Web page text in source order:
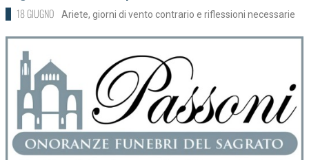
18 GIUGNO Ariete, giorni di vento contrario e riflessioni necessarie